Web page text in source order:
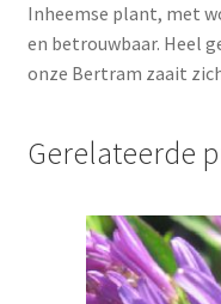
Contact formulier
Inheemse plant, met
en betrouwbaar. Heel
onze Bertram zaait
Gerelateerde